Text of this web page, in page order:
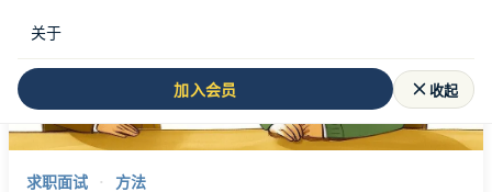
关于
加入会员 收起
求职面试 · 方法